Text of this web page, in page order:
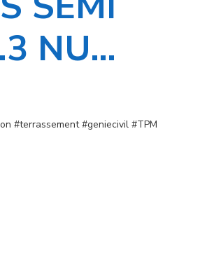
NU…
#terrassement #geniecivil #TPM